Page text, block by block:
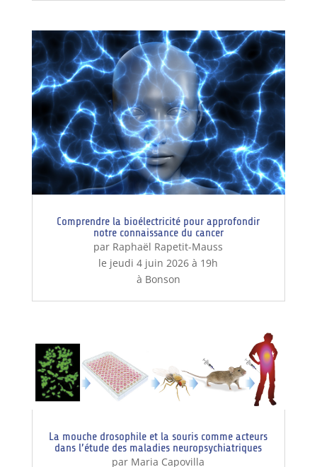
Comprendre la bioélectricité pour approfondir
notre connaissance du cancer
par Raphaël Rapetit-Mauss
le jeudi 4 juin 2026 à 19h
à Bonson
La mouche drosophile et la souris comme acteurs
dans l’étude des maladies neuropsychiatriques
par Maria Capovilla